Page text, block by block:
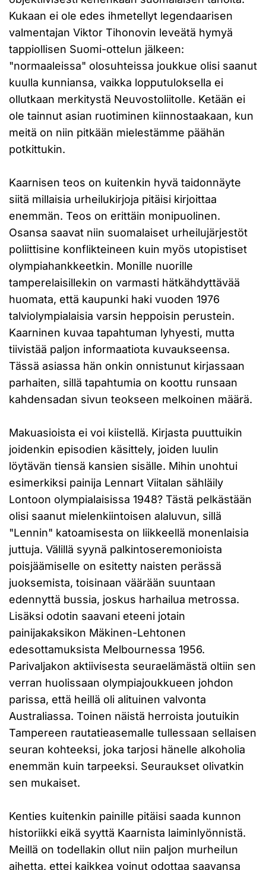
Kukaan ei ole edes ihmetellyt legendaarisen
valmentajan Viktor Tihonovin leveätä hymyä
tappiollisen Suomi-ottelun jälkeen:
"normaaleissa" olosuhteissa joukkue olisi saanut
kuulla kunniansa, vaikka lopputuloksella ei
ollutkaan merkitystä Neuvostoliitolle. Ketään ei
ole tainnut asian ruotiminen kiinnostaakaan, kun
meitä on niin pitkään mielestämme päähän
potkittukin.
Kaarnisen teos on kuitenkin hyvä taidonnäyte
siitä millaisia urheilukirjoja pitäisi kirjoittaa
enemmän. Teos on erittäin monipuolinen.
Osansa saavat niin suomalaiset urheilujärjestöt
poliittisine konflikteineen kuin myös utopistiset
olympiahankkeetkin. Monille nuorille
tamperelaisillekin on varmasti hätkähdyttävää
huomata, että kaupunki haki vuoden 1976
talviolympialaisia varsin heppoisin perustein.
Kaarninen kuvaa tapahtuman lyhyesti, mutta
tiivistää paljon informaatiota kuvaukseensa.
Tässä asiassa hän onkin onnistunut kirjassaan
parhaiten, sillä tapahtumia on koottu runsaan
kahdensadan sivun teokseen melkoinen määrä.
Makuasioista ei voi kiistellä. Kirjasta puuttuikin
joidenkin episodien käsittely, joiden luulin
löytävän tiensä kansien sisälle. Mihin unohtui
esimerkiksi painija Lennart Viitalan sähläily
Lontoon olympialaisissa 1948? Tästä pelkästään
olisi saanut mielenkiintoisen alaluvun, sillä
"Lennin" katoamisesta on liikkeellä monenlaisia
juttuja. Välillä syynä palkintoseremonioista
poisjäämiselle on esitetty naisten perässä
juoksemista, toisinaan väärään suuntaan
edennyttä bussia, joskus harhailua metrossa.
Lisäksi odotin saavani eteeni jotain
painijakaksikon Mäkinen-Lehtonen
edesottamuksista Melbournessa 1956.
Parivaljakon aktiivisesta seuraelämästä oltiin sen
verran huolissaan olympiajoukkueen johdon
parissa, että heillä oli alituinen valvonta
Australiassa. Toinen näistä herroista joutuikin
Tampereen rautatieasemalle tullessaan sellaisen
seuran kohteeksi, joka tarjosi hänelle alkoholia
enemmän kuin tarpeeksi. Seuraukset olivatkin
sen mukaiset.
Kenties kuitenkin painille pitäisi saada kunnon
historiikki eikä syyttä Kaarnista laiminlyönnistä.
Meillä on todellakin ollut niin paljon murheilun
aihetta, ettei kaikkea voinut odottaa saavansa